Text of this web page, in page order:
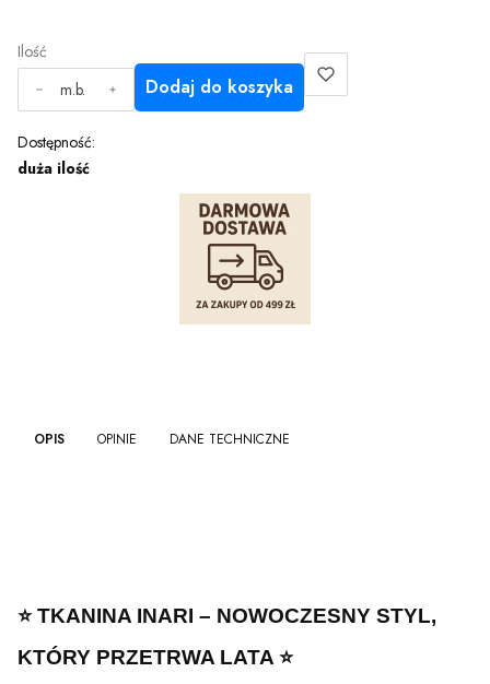
Ilość
m.b.
Dodaj do koszyka
Dostępność:
duża ilość
OPIS OPINIE DANE TECHNICZNE
⭐️ TKANINA INARI – NOWOCZESNY STYL,
KTÓRY PRZETRWA LATA ⭐️